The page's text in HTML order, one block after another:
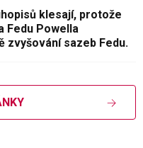
klesají, protože
Fedu Powella
zvyšování sazeb Fedu.